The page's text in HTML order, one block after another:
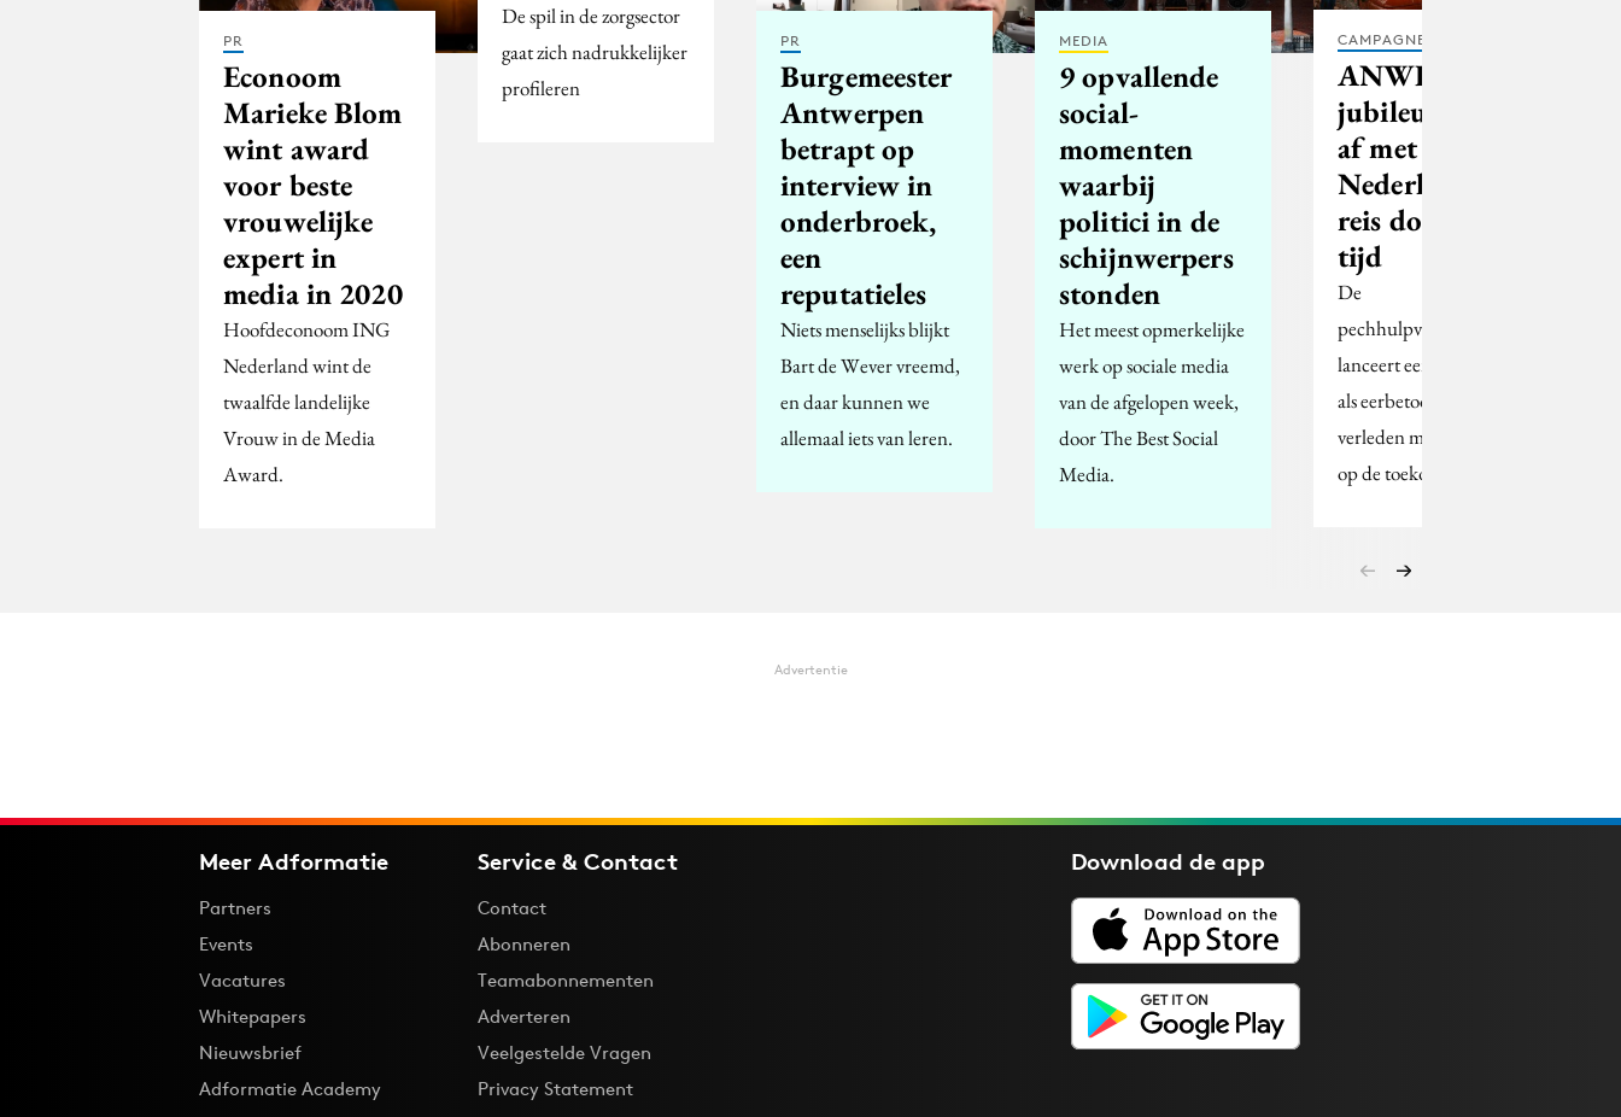
PR
Econoom
Marieke Blom
wint award
voor beste
vrouwelijke
expert in
media in 2020
Hoofdeconoom ING
Nederland wint de
twaalfde landelijke
Vrouw in de Media
Award.
De spil in de zorgsector
gaat zich nadrukkelijker
profileren
PR
Burgemeester
Antwerpen
betrapt op
interview in
onderbroek,
een
reputatieles
Niets menselijks blijkt
Bart de Wever vreemd,
en daar kunnen we
allemaal iets van leren.
MEDIA
9 opvallende
social-
momenten
waarbij
politici in de
schijnwerpers
stonden
Het meest opmerkelijke
werk op sociale media
van de afgelopen week,
door The Best Social
Media.
CAMPAGNES
ANWB trapt
jubileumjaar
af met oer-
Nederlandse
reis door de
tijd
De
pechhulpverleningsdienst
lanceert een campagne
als eerbetoon aan het
verleden met een blik
op de toekomst.
Advertentie
Meer Adformatie
Partners
Events
Vacatures
Whitepapers
Nieuwsbrief
Adformatie Academy
Service & Contact
Contact
Abonneren
Teamabonnementen
Adverteren
Veelgestelde Vragen
Privacy Statement
Download deapp